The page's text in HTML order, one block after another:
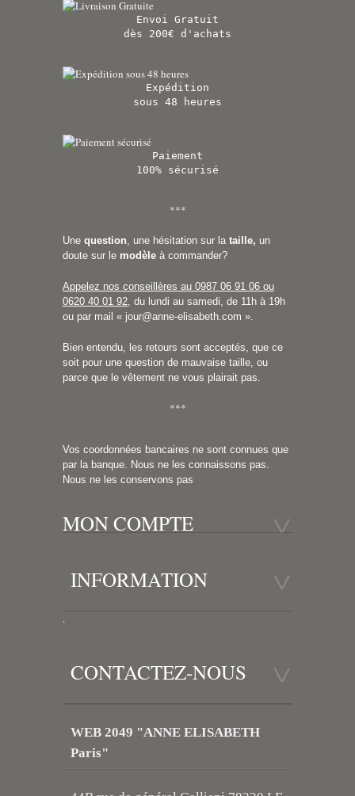
Envoi Gratuit
dès 200€ d'achats
Expédition
sous 48 heures
Paiement
100% sécurisé
***
Une question, une hésitation sur la taille, un
doute sur le modèle à commander?
Appelez nos conseillères au 0987 06 91 06 ou
0620 40 01 92, du lundi au samedi, de 11h à 19h
ou par mail « jour@anne-elisabeth.com ».
Bien entendu, les retours sont acceptés, que ce
soit pour une question de mauvaise taille, ou
parce que le vêtement ne vous plairait pas.
***
Vos coordonnées bancaires ne sont connues que
par la banque. Nous ne les connaissons pas.
Nous ne les conservons pas
MON COMPTE
INFORMATION
.
CONTACTEZ-NOUS
WEB 2049 "ANNE ELISABETH
Paris"